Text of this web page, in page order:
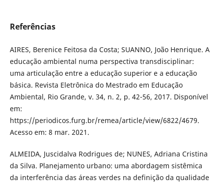
Referências
AIRES, Berenice Feitosa da Costa; SUANNO, João Henrique. A
educação ambiental numa perspectiva transdisciplinar:
uma articulação entre a educação superior e a educação
básica. Revista Eletrônica do Mestrado em Educação
Ambiental, Rio Grande, v. 34, n. 2, p. 42-56, 2017. Disponível
em:
https://periodicos.furg.br/remea/article/view/6822/4679.
Acesso em: 8 mar. 2021.
ALMEIDA, Juscidalva Rodrigues de; NUNES, Adriana Cristina
da Silva. Planejamento urbano: uma abordagem sistêmica
da interferência das áreas verdes na definição da qualidade